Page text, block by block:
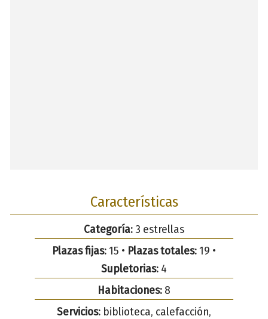
Características
Categoría:3 estrellas
Plazas fijas:15 • Plazas totales:19 •
Supletorias: 4
Habitaciones: 8
Servicios: biblioteca, calefacción,